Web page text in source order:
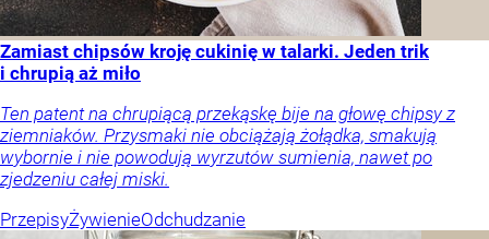
Zamiast chipsów kroję cukinię w talarki. Jeden trik
i chrupią aż miło
Ten patent na chrupiącą przekąskę bije na głowę chipsy z
ziemniaków. Przysmaki nie obciążają żołądka, smakują
wybornie i nie powodują wyrzutów sumienia, nawet po
zjedzeniu całej miski.
PrzepisyŻywienieOdchudzanie